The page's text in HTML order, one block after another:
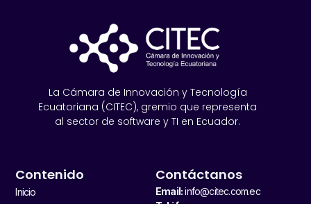
La Cámara de Innovación y Tecnología
Ecuatoriana (CITEC), gremio que representa
al sector de software y TI en Ecuador.
Contenido
Inicio
Contáctanos
Email:info@citec.com.ec